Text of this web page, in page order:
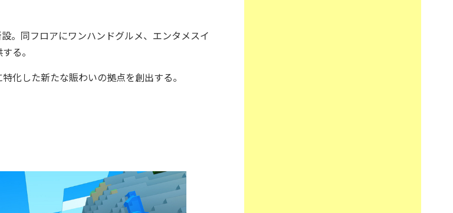
。同フロアにワンハンドグルメ、エンタメスイ
る。
化した新たな賑わいの拠点を創出する。